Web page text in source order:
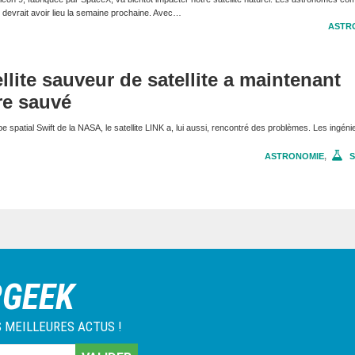
avoir lieu la semaine prochaine. Avec…
sauveur de satellite a maintenant
sauvé
spatial Swift de la NASA, le satellite LINK a, lui aussi, rencontré des problèmes. Les
ASTRONOMIE,
ACTUS !